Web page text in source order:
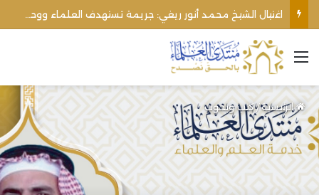
القائمة
الرئيسية/كتب وبحوث